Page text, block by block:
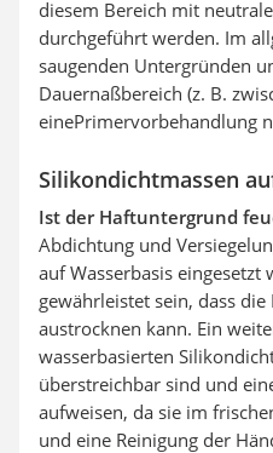
diesem Bereich mit
durchgeführt werden. Im
saugenden Untergründen
Dauernaßbereich (z. B.
einePrimervorbehandlung
Silikondichtmassen
Ist der Haftuntergrund
Abdichtung und
auf Wasserbasis eingesetzt
gewährleistet sein, dass die
austrocknen kann. Ein
wasserbasierten
überstreichbar sind und
aufweisen, da sie im
und eine Reinigung der